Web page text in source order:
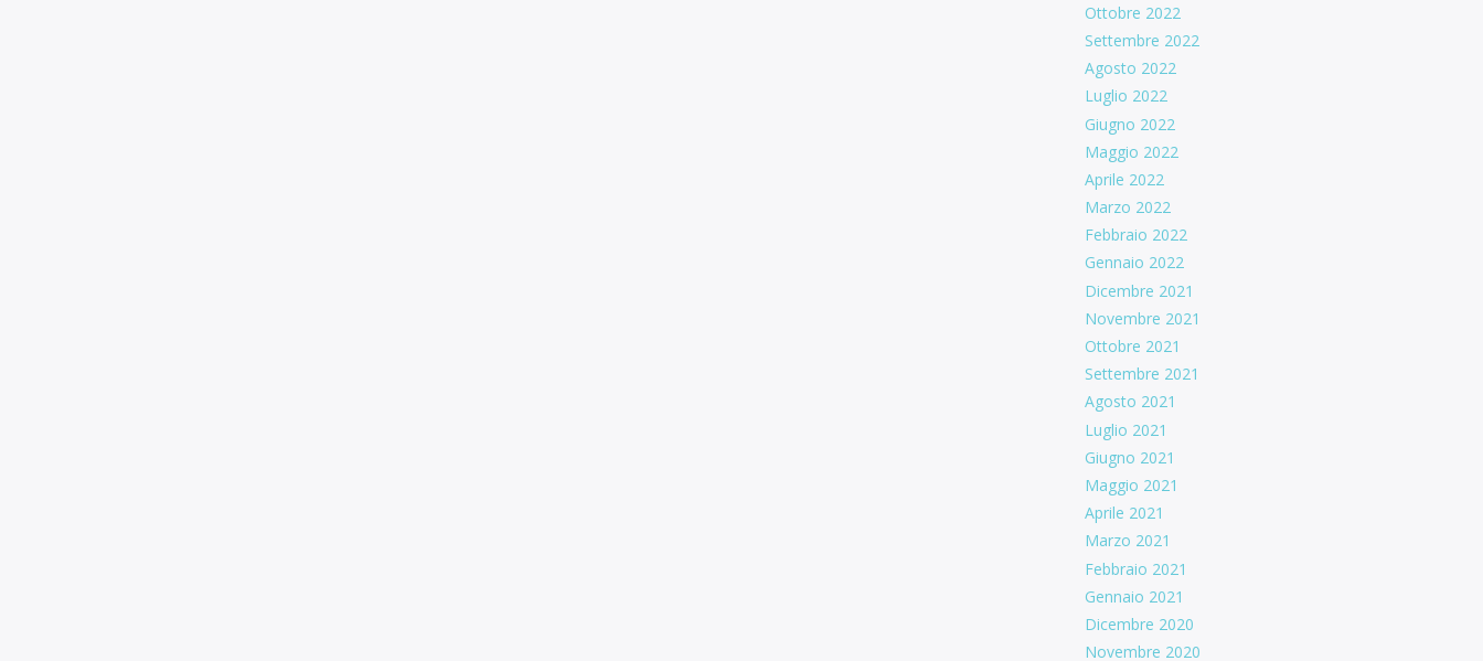
Ottobre 2022
Settembre 2022
Agosto 2022
Luglio 2022
Giugno 2022
Maggio 2022
Aprile 2022
Marzo 2022
Febbraio 2022
Gennaio 2022
Dicembre 2021
Novembre 2021
Ottobre 2021
Settembre 2021
Agosto 2021
Luglio 2021
Giugno 2021
Maggio 2021
Aprile 2021
Marzo 2021
Febbraio 2021
Gennaio 2021
Dicembre 2020
Novembre 2020